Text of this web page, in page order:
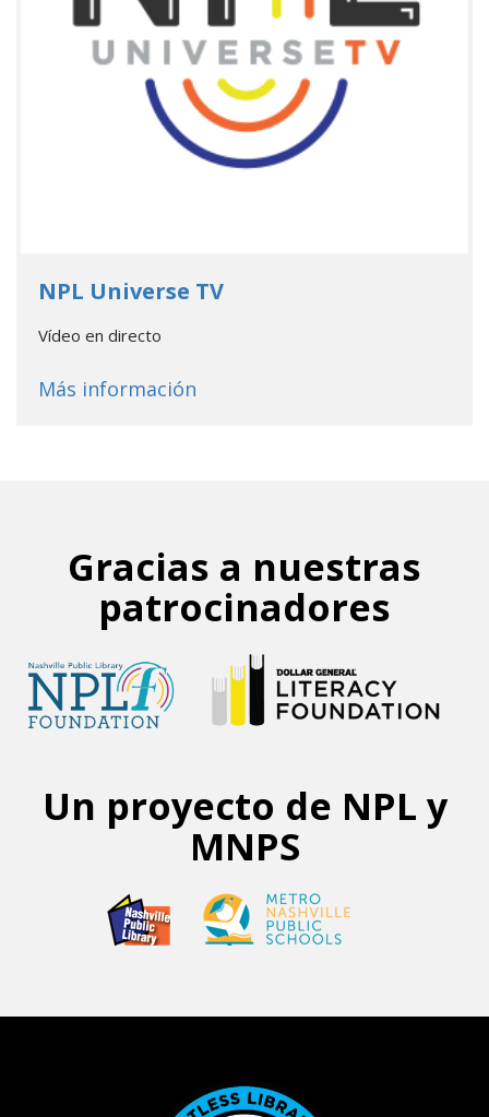
NPL Universe TV- Go to database
Vídeo en directo
Más información
Gracias a nuestras
patrocinadores
Un proyecto de NPL y
MNPS
Footer menu